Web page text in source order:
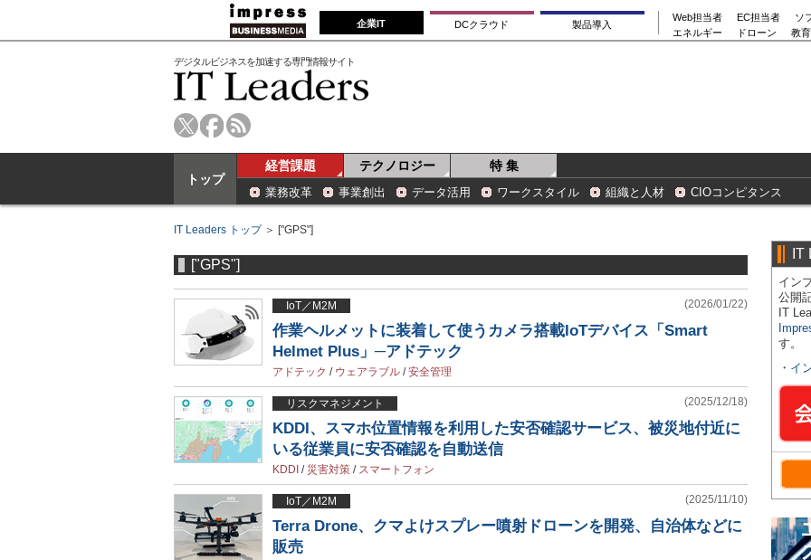
企業IT DCクラウド 製品導入
Web担当者 EC担当者
ソ
エネルギー
ドローン 教
デジタルビジネスを加速する専門情報サイト
トップ
経営課題 テクノロジー 特 集
業務改革 事業創出 データ活用 ワークスタイル 組織と人材 CIOコンピタンス
IT Leaders トップ＞ ["GPS"]
["GPS"]
IoT／M2M (2026/01/22)
作業ヘルメットに装着して使うカメラ搭載IoTデバイス「Smart
Helmet Plus」─アドテック
アドテック / ウェアラブル /安全管理
リスクマネジメント (2025/12/18)
KDDI、スマホ位置情報を利用した安否確認サービス、被災地付近に
いる従業員に安否確認を自動送信
KDDI / 災害対策 / スマートフォン
IoT／M2M (2025/11/10)
Terra Drone、クマよけスプレー噴射ドローンを開発、自治体などに
販売
IT
イン
公開
IT
す。
・ イ